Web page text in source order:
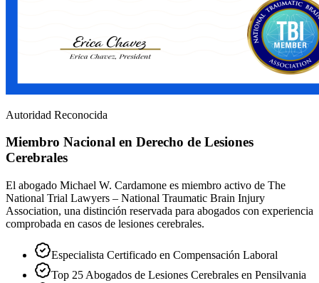
Autoridad Reconocida
Miembro Nacional en Derecho de Lesiones
Cerebrales
El abogado Michael W. Cardamone es miembro activo de The
National Trial Lawyers – National Traumatic Brain Injury
Association, una distinción reservada para abogados con experiencia
comprobada en casos de lesiones cerebrales.
Especialista Certificado en Compensación Laboral
Top 25 Abogados de Lesiones Cerebrales en Pensilvania